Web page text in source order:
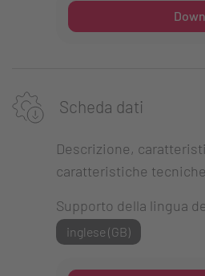
Scheda dati
Descrizione,
caratteristiche tecniche
Supporto della lingua
inglese (GB)